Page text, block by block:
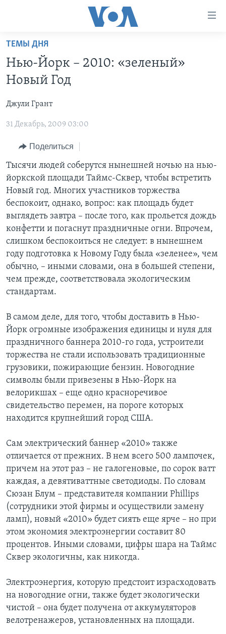
Перейти
основной
контент
навигации
Перейти
поиск
ГЛАВНОЕ
ПРОГРАММЫ
НОВОСТИ ЗА МИНУТУ
ИТОГИ
ПОЧЕМУ ЭТО ВАЖНО?
ДИСКУССИЯ VOA
ДЕТАЛИ
НЬЮ-ЙОРК NEW YORK
АМЕРИКА. БОЛЬШОЕ ПУТЕШЕСТВИЕ
УЧИМ АНГЛИЙСКИЙ
НАША АМЕРИКАНСКАЯ ИСТОРИЯ
А КАК В АМЕРИКЕ?
АРТЕФАКТЫ
АМЕРИКАНСКИЕ ГОРОДКИ
ТЕСТЫ
ЭКСПЕРТИЗА
ИНТЕРВЬЮ
ФАКТЫ ПРОТИВ ФЕЙКОВ
ЗА СВОБОДУ ПРЕССЫ
УЧИМ АНГЛИЙСКИЙ
ВИДЕО
ПОДПИСКА НА НОВОСТИ
Learning English
СОЦИАЛЬНЫЕ СЕТИ
Языки
ТЕМЫ ДНЯ
Нью-Йорк – 2010: «зеленый»
Новый Год
Джули Грант
31 Декабрь, 2009 03:00
Поделиться
Тысячи людей соберутся нынешней ночью на нью-
йоркской площади Таймс-Сквер, чтобы встретить
Новый год. Многих участников торжества
беспокоит, однако, вопрос: как площадь будет
выглядеть завтра – после того, как прольется дождь
конфетти и погаснут праздничные огни. Впрочем,
слишком беспокоиться не следует: в нынешнем
году подготовка к Новому Году была «зеленее», чем
обычно, – иными словами, она в большей степени,
чем прежде, соответствовала экологическим
стандартам.
В самом деле, для того, чтобы доставить в Нью-
Йорк огромные изображения единицы и нуля для
праздничного баннера 2010-го года, устроители
торжества не стали использовать традиционные
грузовики, пожирающие бензин. Новогодние
символы были привезены в Нью-Йорк на
велорикшах – еще одно красноречивое
свидетельство перемен, на пороге которых
находится крупнейший город США.
Сам электрический баннер «2010» также
отличается от прежних. В нем всего 500 лампочек,
причем на этот раз – не галогеновые, по сорок ватт
каждая, а девятиваттные светодиоды. По словам
Сюзан Блум – представителя компании Phillips
(сотрудники этой фирмы и осуществили замену
ламп), новый «2010» будет сиять еще ярче – но при
этом экономия электроэнергии составит 80
процентов. Иными словами, цифры шара на Таймс
Сквер экологичны, как никогда.
Электроэнергия, которую предстоит израсходовать
на новогодние огни, также будет экологически
чистой – она будет получена от аккумуляторов
велотренажеров, установленных на площади.